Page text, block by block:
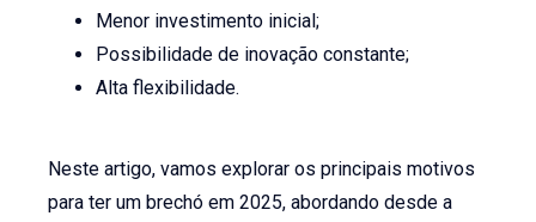
Menor investimento inicial;
Possibilidade de inovação constante;
Alta flexibilidade.
Neste artigo, vamos explorar os principais motivos
para ter um brechó em 2025, abordando desde a